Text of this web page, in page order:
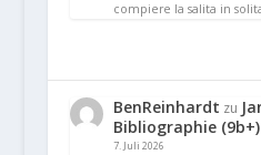
compiere la salita in
BenReinhardt zu
Bibliographie (9b+)
7. Juli 2026